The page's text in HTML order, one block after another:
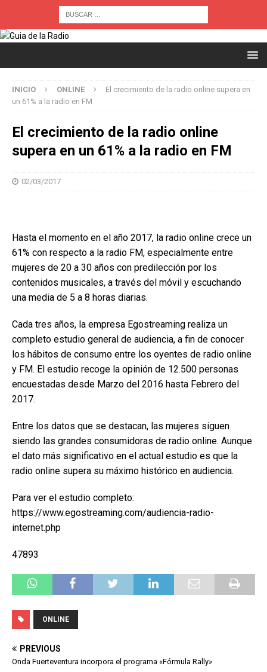
INICIO ONLINE
El crecimiento de la radio online supera en
un 61% a la radio en FM
El crecimiento de la radio online
supera en un 61% a la radio en FM
02/03/2017
Hasta el momento en el año 2017, la radio online crece un
61% con respecto a la radio FM, especialmente entre
mujeres de 20 a 30 años con predilección por los
contenidos musicales, a través del móvil y escuchando
una media de 5 a 8 horas diarias.
Cada tres años, la empresa Egostreaming realiza un
completo estudio general de audiencia, a fin de conocer
los hábitos de consumo entre los oyentes de radio online
y FM. El estudio recoge la opinión de 12.500 personas
encuestadas desde Marzo del 2016 hasta Febrero del
2017.
Entre los datos que se destacan, las mujeres siguen
siendo las grandes consumidoras de radio online. Aunque
el dato más significativo en el actual estudio es que la
radio online supera su máximo histórico en audiencia.
Para ver el estudio completo:
https://www.egostreaming.com/audiencia-radio-
internet.php
47893
ONLINE
PREVIOUS
Onda Fuerteventura incorpora el programa «Fórmula Rally»